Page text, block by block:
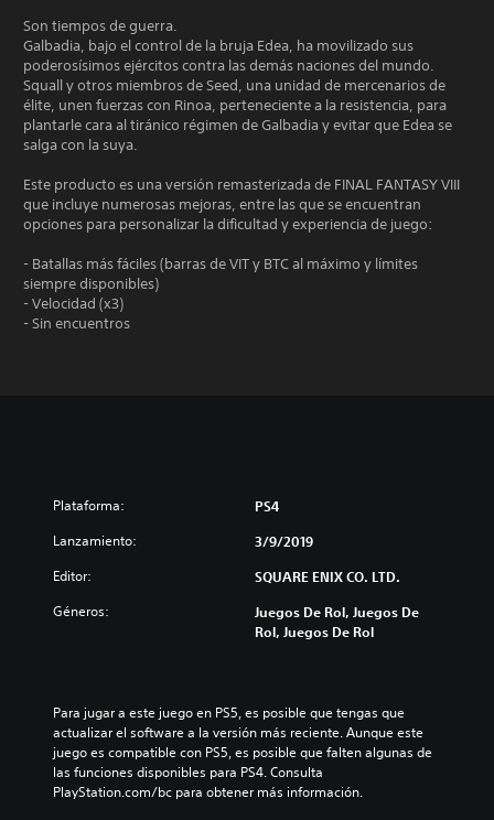
Son tiempos de guerra.
Galbadia, bajo el control de la bruja Edea, ha movilizado sus
poderosísimos ejércitos contra las demás naciones del mundo.
Squall y otros miembros de Seed, una unidad de mercenarios de
élite, unen fuerzas con Rinoa, perteneciente a la resistencia, para
plantarle cara al tiránico régimen de Galbadia y evitar que Edea se
salga con la suya.
Este producto es una versión remasterizada de FINAL FANTASY VIII
que incluye numerosas mejoras, entre las que se encuentran
opciones para personalizar la dificultad y experiencia de juego:
- Batallas más fáciles (barras de VIT y BTC al máximo y límites
siempre disponibles)
- Velocidad (x3)
- Sin encuentros
Plataforma: PS4
Lanzamiento: 3/9/2019
Editor: SQUARE ENIX CO. LTD.
Géneros:
Juegos De Rol, Juegos De
Rol, Juegos De Rol
Para jugar a este juego en PS5, es posible que tengas que
actualizar el software a la versión más reciente. Aunque este
juego es compatible con PS5, es posible que falten algunas de
las funciones disponibles para PS4. Consulta
PlayStation.com/bc para obtener más información.